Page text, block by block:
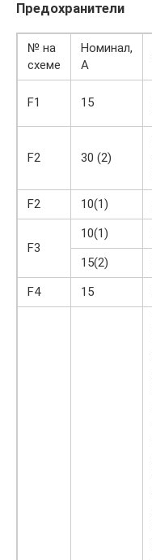
Предохранители
№ на
схеме
Номинал,
А
F1 15
F2 30 (2)
F2
10(1)
F3
10(1)
15(2)
F4
15